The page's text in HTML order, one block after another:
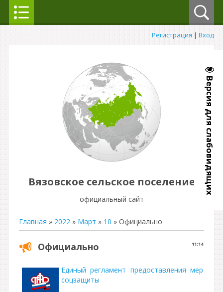
Версия для слабовидящих
Регистрация | Вход
Вязовское сельское поселение
официальный сайт
Главная » 2022 » Март » 10 » Официально
11:14
Официально
Единый регламент предоставления мер
соцзащиты